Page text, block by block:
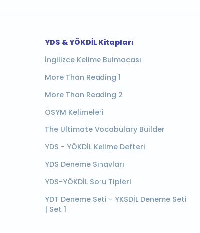
YDS & YÖKDİL Kitapları
İngilizce Kelime Bulmacası
More Than Reading 1
More Than Reading 2
ÖSYM Kelimeleri
The Ultimate Vocabulary Builder
YDS - YÖKDİL Kelime Defteri
YDS Deneme Sınavları
YDS-YÖKDİL Soru Tipleri
YDT Deneme Seti - YKSDİL Deneme Seti
| Set 1